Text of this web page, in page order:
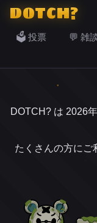
DOTCH?
🗳️ 投票 💬 雑
DOTCH? は 2026
たくさんの方にご